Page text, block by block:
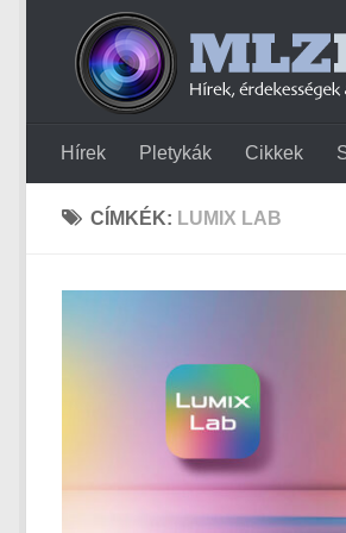
Hírek Pletykák Cikkek
CÍMKÉK: LUMIX LAB